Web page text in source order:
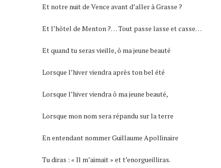
Et notre nuit de Vence avant d’aller à Grasse ?
Et l’hôtel de Menton ?… Tout passe lasse et casse…
Et quand tu seras vieille, ô ma jeune beauté
Lorsque l’hiver viendra après ton bel été
Lorsque l’hiver viendra ô ma jeune beauté,
Lorsque mon nom sera répandu sur la terre
En entendant nommer Guillaume Apollinaire
Tu diras : « Il m’aimait » et t’enorgueilliras.